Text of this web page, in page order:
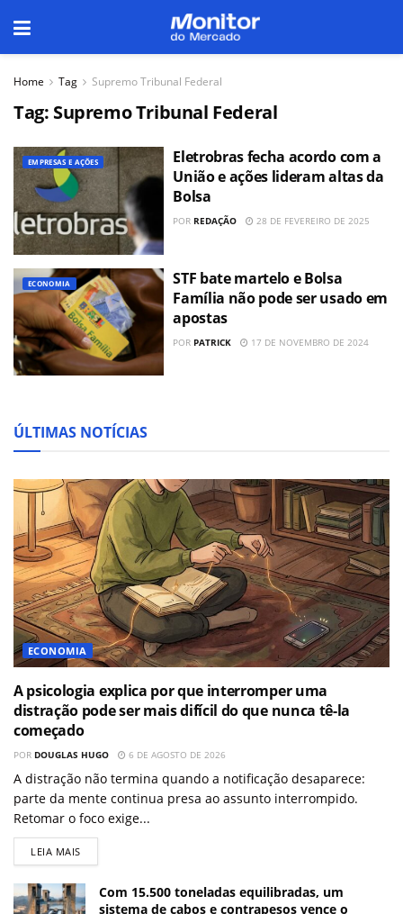
Home Tag Supremo Tribunal Federal
Tag: Supremo Tribunal Federal
EMPRESAS E AÇÕES
Eletrobras fecha acordo com a
União e ações lideram altas da
Bolsa
POR REDAÇÃO 28 DE FEVEREIRO DE 2025
ECONOMIA
STF bate martelo e Bolsa
Família não pode ser usado em
apostas
POR PATRICK 17 DE NOVEMBRO DE 2024
ÚLTIMAS NOTÍCIAS
ECONOMIA
A psicologia explica por que interromper uma
distração pode ser mais difícil do que nunca tê-la
começado
POR DOUGLAS HUGO 6 DE AGOSTO DE 2026
A distração não termina quando a notificação desaparece:
parte da mente continua presa ao assunto interrompido.
Retomar o foco exige...
LEIA MAIS
Com 15.500 toneladas equilibradas, um
sistema de cabos e contrapesos vence o